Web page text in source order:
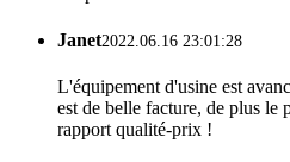
Janet2022.06.16 23:01:28
L'équipement d'usine est
est de belle facture, de plus le
rapport qualité-prix !